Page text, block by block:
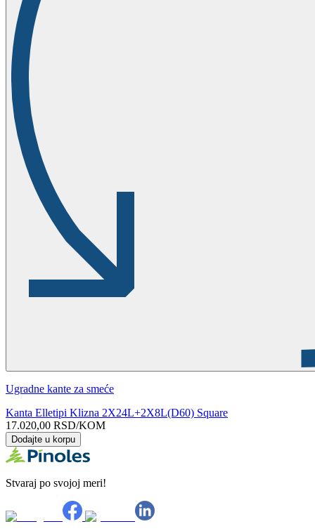
Ugradne kante za smeće
Kanta Elletipi Klizna 2X24L+2X8L(D60) Square
17.020,00 RSD/KOM
Dodajte u korpu
Stvaraj po svojoj meri!